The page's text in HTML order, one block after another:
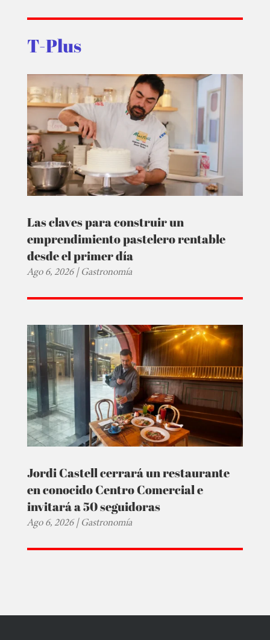
T-Plus
Las claves para construir un
emprendimiento pastelero rentable
desde el primer día
Ago 6, 2026|Gastronomía
Jordi Castell cerrará un restaurante
en conocido Centro Comercial e
invitará a 50 seguidoras
Ago 6, 2026|Gastronomía